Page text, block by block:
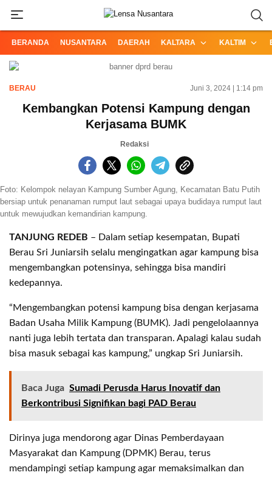
BERANDA NUSANTARA DAERAH KALTARA KALTIM
BERAU Juni 3, 2024 | 1:14 pm
Kembangkan Potensi Kampung dengan
Kerjasama BUMK
Redaksi
Foto: Kelompok nelayan Kampung Sumber Agung, Kecamatan Batu Putih
bersiap untuk penanaman rumput laut sebagai upaya budidaya rumput laut
untuk mewujudkan kemandirian kampung.
TANJUNG REDEB – Dalam setiap kesempatan, Bupati
Berau Sri Juniarsih selalu mengingatkan agar kampung bisa
mengembangkan potensinya, sehingga bisa mandiri
kedepannya.
“Mengembangkan potensi kampung bisa dengan kerjasama
Badan Usaha Milik Kampung (BUMK). Jadi pengelolaannya
nanti juga lebih tertata dan transparan. Apalagi kalau sudah
bisa masuk sebagai kas kampung,” ungkap Sri Juniarsih.
Baca Juga Sumadi Perusda Harus Inovatif dan
Berkontribusi Signifikan bagi PAD Berau
Dirinya juga mendorong agar Dinas Pemberdayaan
Masyarakat dan Kampung (DPMK) Berau, terus
mendampingi setiap kampung agar memaksimalkan dan